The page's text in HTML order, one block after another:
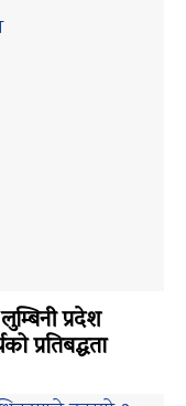
प्रदेश
प्रतिबद्धता